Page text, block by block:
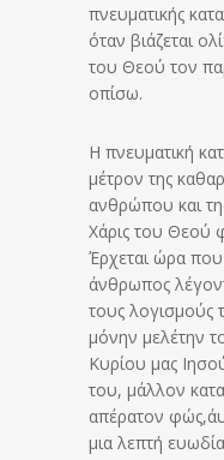
πνευματικής
όταν βιάζεται
του Θεού τον
οπίσω.
Η πνευματική
μέτρον της
ανθρώπου και
Χάρις του Θεού
Έρχεται ώρα
άνθρωπος
τους λογισμούς
μόνην μελέτην
Κυρίου μας
του, μάλλον
απέρατον
μια λεπτή